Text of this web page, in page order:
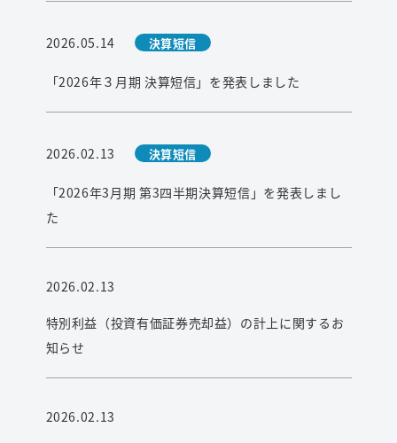
2026.05.14 決算短信
「2026年３月期 決算短信」を発表しました
2026.02.13 決算短信
「2026年3月期 第3四半期決算短信」を発表しまし
た
2026.02.13
特別利益（投資有価証券売却益）の計上に関するお
知らせ
2026.02.13